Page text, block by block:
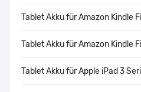
Tablet Akku für Amazon Kindle
Tablet Akku für Amazon Kindle
Tablet Akku für Apple iPad 3